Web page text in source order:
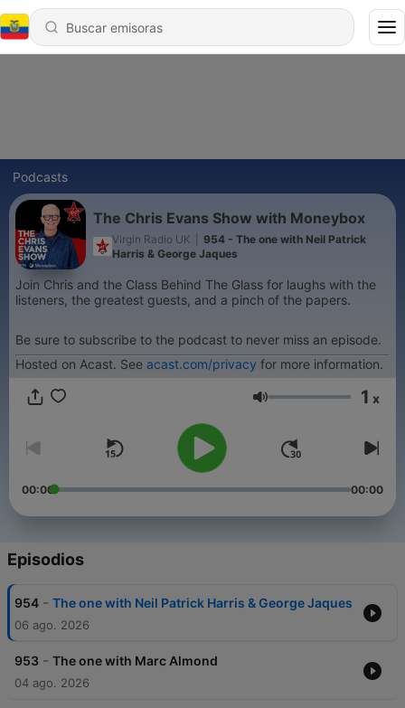
Podcasts
The Chris Evans Show with Moneybox
Virgin Radio UK
954 - The one with Neil Patrick
Harris & George Jaques
Join Chris and the Class Behind The Glass for laughs with the
listeners, the greatest guests, and a pinch of the papers.
Be sure to subscribe to the podcast to never miss an episode.
Hosted on Acast. See acast.com/privacy for more information.
Volumen 1 x
00:00 00:00
Episodios
954 - The one with Neil Patrick Harris & George Jaques
06 ago. 2026
953 - The one with Marc Almond
04 ago. 2026